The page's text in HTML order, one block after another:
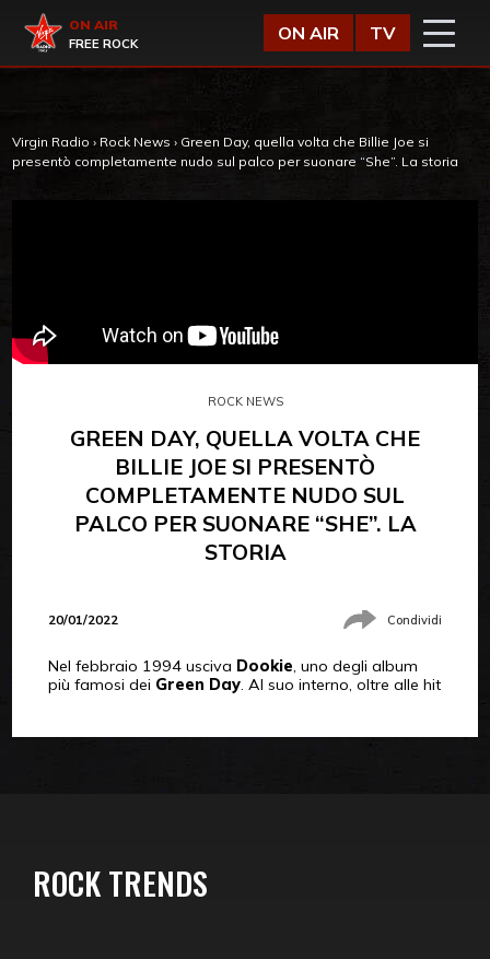
Virgin Radio
ON AIR
FREE ROCK
ON AIR TV
Virgin Radio › Rock News › Green Day, quella volta che Billie Joe si
presentò completamente nudo sul palco per suonare “She”. La storia
ROCK NEWS
GREEN DAY, QUELLA VOLTA CHE
BILLIE JOE SI PRESENTÒ
COMPLETAMENTE NUDO SUL
PALCO PER SUONARE “SHE”. LA
STORIA
20/01/2022 Condividi
Nel febbraio 1994 usciva Dookie, uno degli album
più famosi dei Green Day. Al suo interno, oltre alle hit
ROCK TRENDS